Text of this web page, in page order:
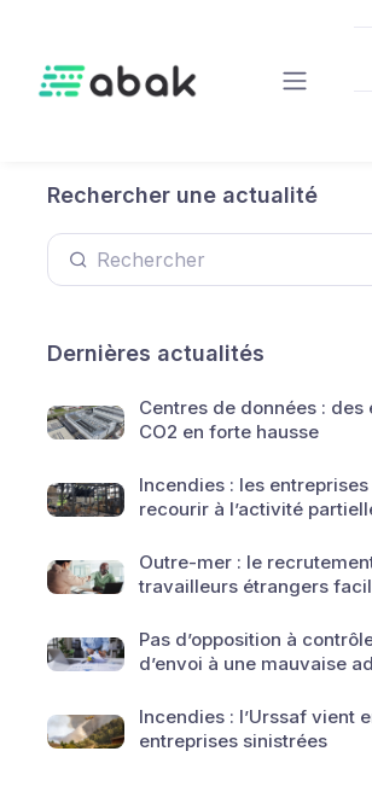
Rechercher une actualité
Dernières actualités
Centres de données : des
CO2 en forte hausse
Incendies : les
recourir à l’activité
Outre-mer : le
travailleurs étrangers
Pas d’opposition à
d’envoi à une mauvaise
Incendies : l’Urssaf vient
entreprises sinistrées